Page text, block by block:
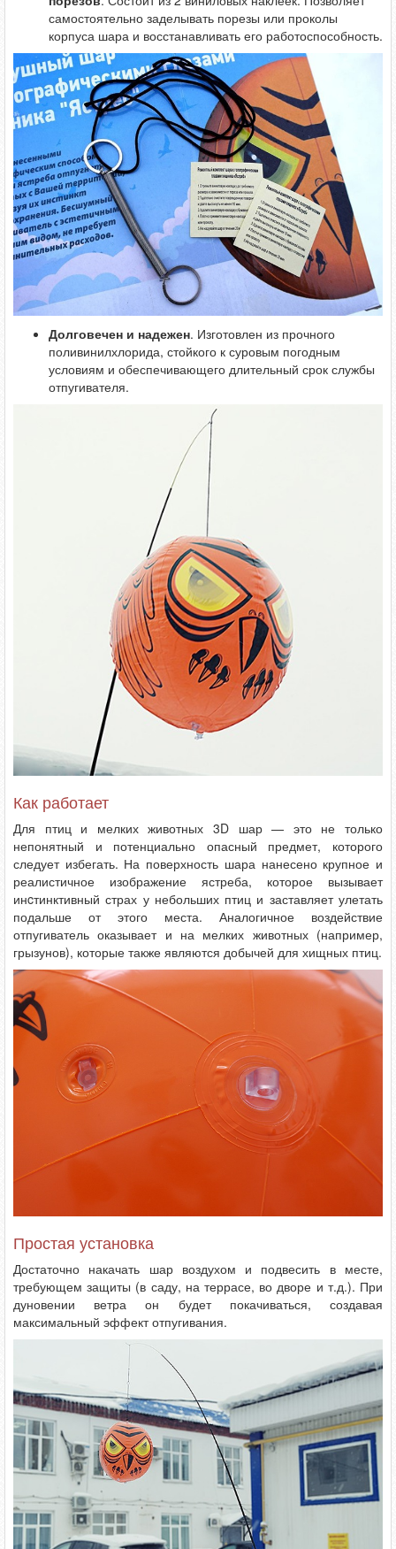
самостоятельно заделывать порезы или проколы
корпуса шара и восстанавливать его работоспособность.
Долговечен и надежен. Изготовлен из прочного
поливинилхлорида, стойкого к суровым погодным
условиям и обеспечивающего длительный срок службы
отпугивателя.
Как работает
Для птиц и мелких животных 3D шар — это не только
непонятный и потенциально опасный предмет, которого
следует избегать. На поверхность шара нанесено крупное и
реалистичное изображение ястреба, которое вызывает
инcтинктивный страх у небольших птиц и заставляет улетать
подальше от этого места. Аналогичное воздействие
отпугиватель оказывает и на мелких животных (например,
грызунов), которые также являются добычей для хищных птиц.
Простая установка
Достаточно накачать шар воздухом и подвесить в месте,
требующем защиты (в саду, на террасе, во дворе и т.д.). При
дуновении ветра он будет покачиваться, создавая
максимальный эффект отпугивания.